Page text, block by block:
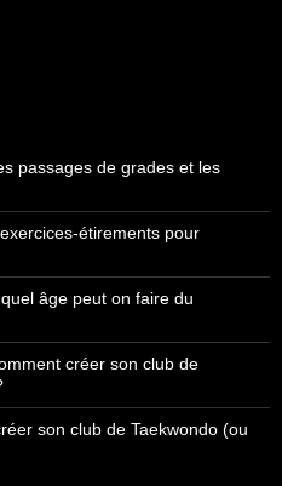
passages de grades et les
étirements pour
âge peut on faire du
créer son club de
son club de Taekwondo (ou